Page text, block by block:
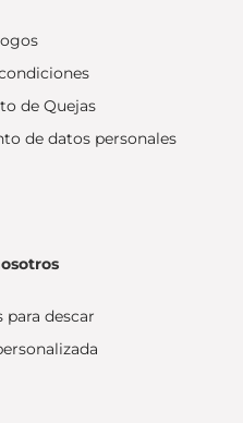
de Quejas
de datos personales
descar